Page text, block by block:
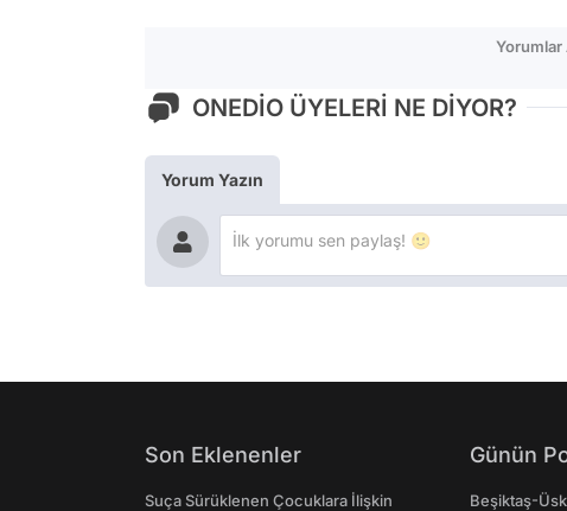
Yorumlar
ONEDİO ÜYELERİ NE DİYOR?
Yorum Yazın
Son Eklenenler
Suça Sürüklenen Çocuklara İlişkin
Günün
Beşiktaş-